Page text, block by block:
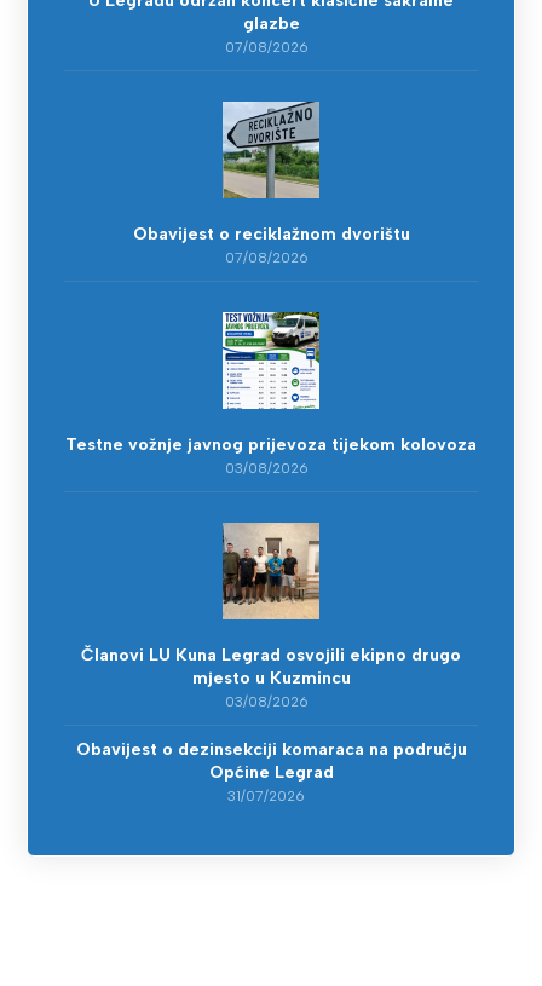
glazbe
07/08/2026
Obavijest o reciklažnom dvorištu
07/08/2026
Testne vožnje javnog prijevoza tijekom kolovoza
03/08/2026
Članovi LU Kuna Legrad osvojili ekipno drugo
mjesto u Kuzmincu
03/08/2026
Obavijest o dezinsekciji komaraca na području
Općine Legrad
31/07/2026